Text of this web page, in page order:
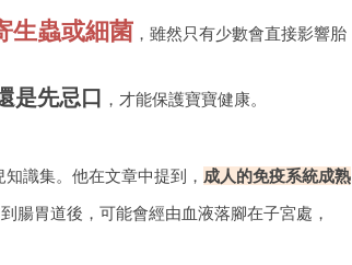
生蟲或細菌 ，雖然只有少數會直接影響胎
是先忌口 ，才能保護寶寶健康。
知識集。他在文章中提到， 成人的免疫系統成熟
腸胃道後，可能會經由血液落腳在子宮處，